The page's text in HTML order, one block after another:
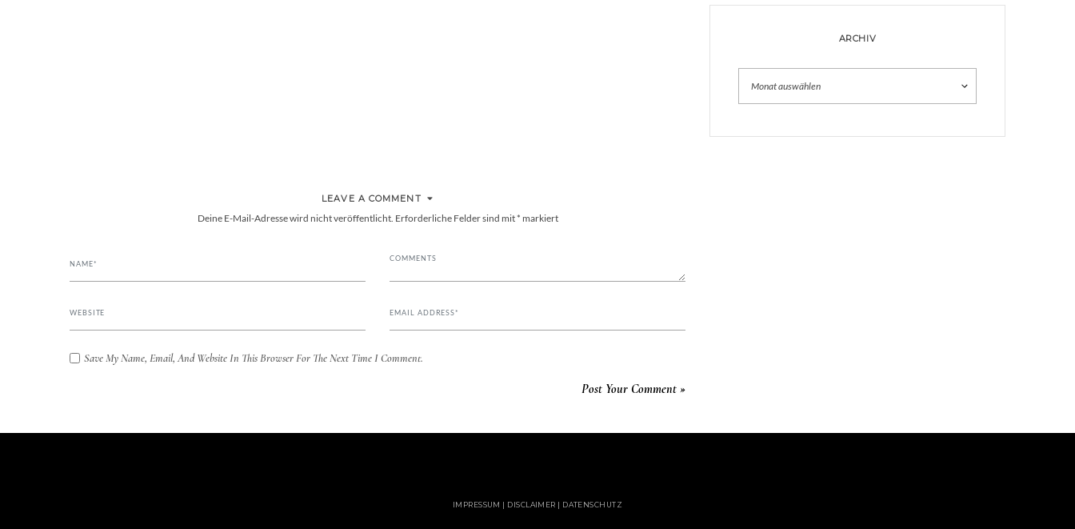
ARCHIV
LEAVE A COMMENT
Deine E-Mail-Adresse wird nicht veröffentlicht. Erforderliche Felder sind mit* markiert
Save My Name, Email, And Website In This Browser For The Next Time I Comment.
IMPRESSUM | DISCLAIMER | DATENSCHUTZ